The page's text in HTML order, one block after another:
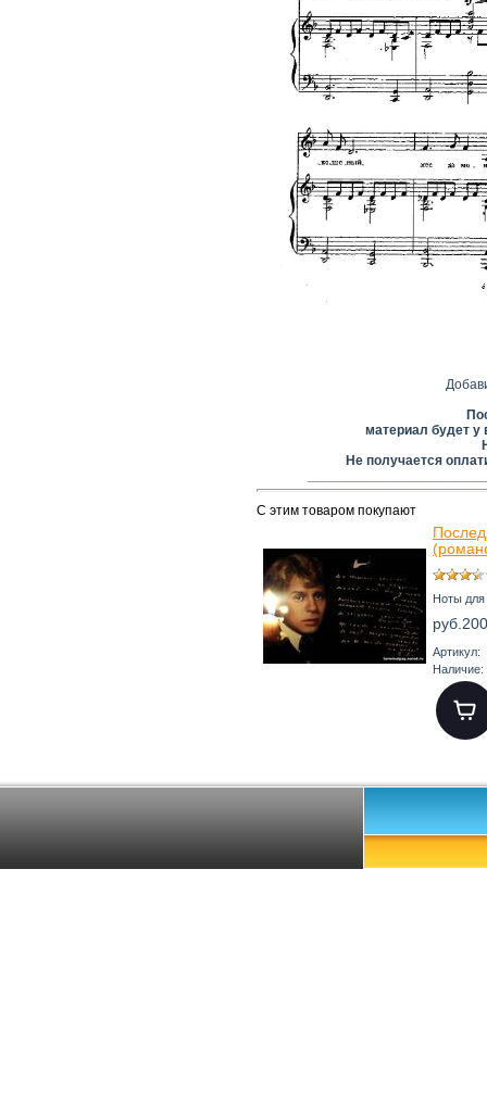
материал будет у
Не получается
С этим товаром покупают
Ноты
Артикул:
Наличие: